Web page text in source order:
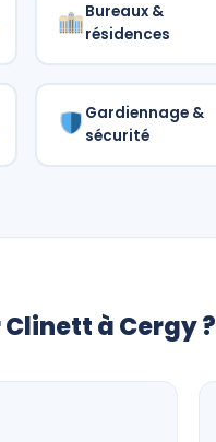
Bureaux &
résidences
Gardiennage &
sécurité
à Cergy ?